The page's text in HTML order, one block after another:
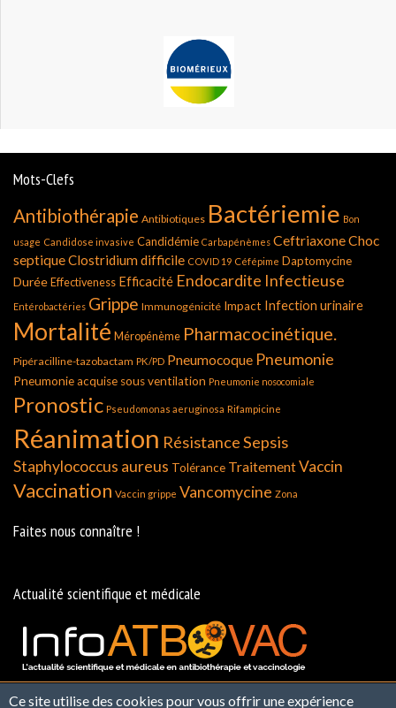
Mots-Clefs
Antibiothérapie Antibiotiques Bactériemie Bon
usage Candidose invasive Candidémie Carbapénèmes CeftriaxoneChoc
septiqueClostridium difficile COVID 19 Céfépime Daptomycine
Durée Effectiveness Efficacité Endocardite Infectieuse
Entérobactéries Grippe Immunogénicité Impact Infection urinaire
Mortalité Méropénème Pharmacocinétique.
Pipéracilline-tazobactam PK/PD Pneumocoque Pneumonie
Pneumonie acquise sous ventilation Pneumonie nosocomiale
Pronostic Pseudomonas aeruginosa Rifampicine
Réanimation RésistanceSepsis
Staphylococcus aureus Tolérance TraitementVaccin
Vaccination Vaccin grippe Vancomycine Zona
Faites nous connaître !
Actualité scientifique et médicale
Ce site utilise des cookies pour vous offrir une expérience